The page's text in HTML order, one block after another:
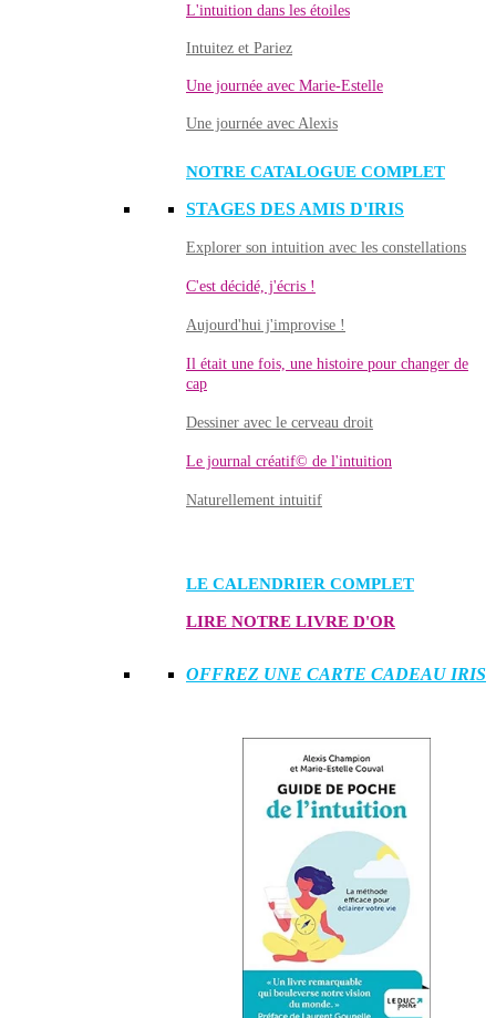
L'intuition dans les étoiles
Intuitez et Pariez
Une journée avec Marie-Estelle
Une journée avec Alexis
NOTRE CATALOGUE COMPLET
STAGES DES AMIS D'IRIS
Explorer son intuition avec les constellations
C'est décidé, j'écris !
Aujourd'hui j'improvise !
Il était une fois, une histoire pour changer de
cap
Dessiner avec le cerveau droit
Le journal créatif© de l'intuition
Naturellement intuitif
LE CALENDRIER COMPLET
LIRE NOTRE LIVRE D'OR
OFFREZ UNE CARTE CADEAU IRIS